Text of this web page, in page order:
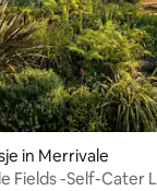
in Merrivale
Fields -Self-Cater